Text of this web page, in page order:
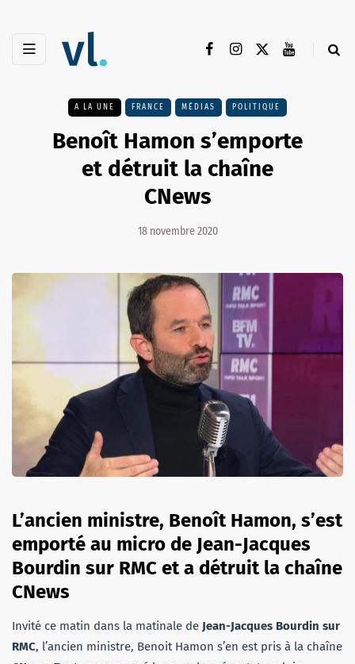
A LA UNE FRANCE MÉDIAS POLITIQUE
Benoît Hamon s’emporte
et détruit la chaîne
CNews
18 novembre 2020
L’ancien ministre, Benoît Hamon, s’est
emporté au micro de Jean-Jacques
Bourdin sur RMC et a détruit la chaîne
CNews
Invité ce matin dans la matinale de Jean-Jacques Bourdin sur
RMC, l’ancien ministre, Benoit Hamon s’en est pris à la chaîne